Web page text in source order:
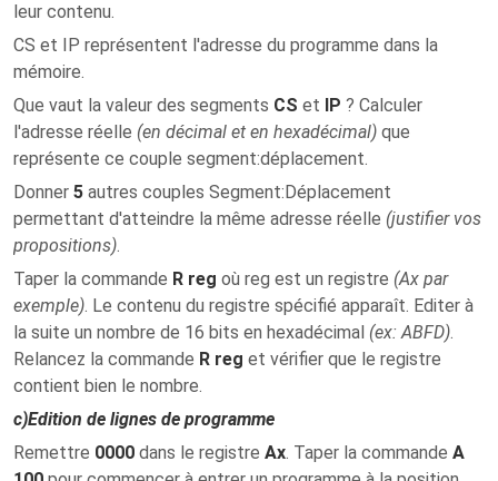
leur contenu.
CS et IP représentent l'adresse du programme dans la
mémoire.
Que vaut la valeur des segments CS et IP ? Calculer
l'adresse réelle (en décimal et en hexadécimal) que
représente ce couple segment:déplacement.
Donner 5 autres couples Segment:Déplacement
permettant d'atteindre la même adresse réelle (justifier vos
propositions).
Taper la commande R reg où reg est un registre (Ax par
exemple). Le contenu du registre spécifié apparaît. Editer à
la suite un nombre de 16 bits en hexadécimal (ex: ABFD).
Relancez la commande R reg et vérifier que le registre
contient bien le nombre.
c)Edition de lignes de programme
Remettre 0000 dans le registre Ax. Taper la commande A